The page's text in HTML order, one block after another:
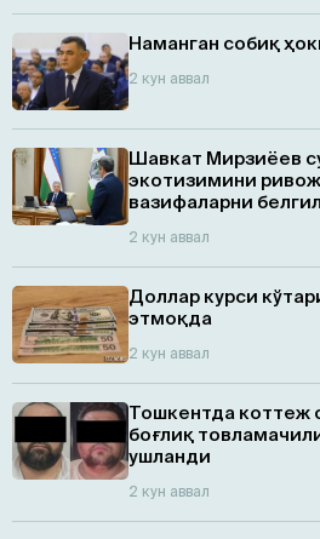
Наманган собиқ
2 кун аввал
Шавкат Мирзиёев
экотизимини
вазифаларни
2 кун аввал
Доллар курси
этмоқда
2 кун аввал
Тошкентда коттеж
боғлиқ
ушланди
2 кун аввал